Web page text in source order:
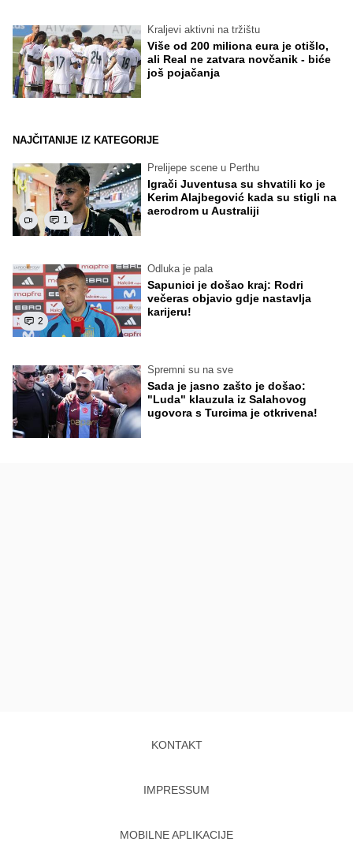
Kraljevi aktivni na tržištu
Više od 200 miliona eura je otišlo,
ali Real ne zatvara novčanik - biće
još pojačanja
NAJČITANIJE IZ KATEGORIJE
1
Prelijepe scene u Perthu
Igrači Juventusa su shvatili ko je
Kerim Alajbegović kada su stigli na
aerodrom u Australiji
2
Odluka je pala
Sapunici je došao kraj: Rodri
večeras objavio gdje nastavlja
karijeru!
Spremni su na sve
Sada je jasno zašto je došao:
"Luda" klauzula iz Salahovog
ugovora s Turcima je otkrivena!
KONTAKT
IMPRESSUM
MOBILNE APLIKACIJE